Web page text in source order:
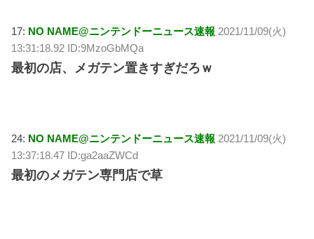
17: NO NAME@ニンテンドーニュース速報 2021/11/09(火)
13:31:18.92 ID:9MzoGbMQa
最初の店、メガテン置きすぎだろｗ
24: NO NAME@ニンテンドーニュース速報 2021/11/09(火)
13:37:18.47 ID:ga2aaZWCd
最初のメガテン専門店で草